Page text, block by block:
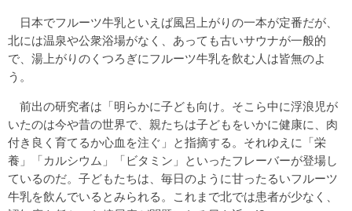
日本でフルーツ牛乳といえば風呂上がりの一本が定番だが、
北には温泉や公衆浴場がなく、あっても古いサウナが一般的
で、湯上がりのくつろぎにフルーツ牛乳を飲む人は皆無のよ
う。
前出の研究者は「明らかに子ども向け。そこら中に浮浪児が
いたのは今や昔の世界で、親たちは子どもをいかに健康に、肉
付き良く育てるか心血を注ぐ」と指摘する。それゆえに「栄
養」「カルシウム」「ビタミン」といったフレーバーが登場し
ているのだ。子どもたちは、毎日のように甘ったるいフルーツ
牛乳を飲んでいるとみられる。これまで北では患者が少なく、